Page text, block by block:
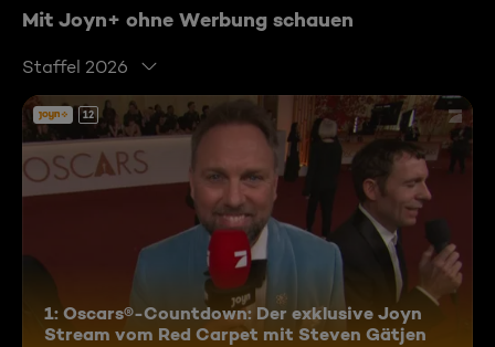
Mit Joyn+ ohne Werbung schauen
Staffel 2026
12
1: Oscars®-Countdown: Der exklusive Joyn
Stream vom Red Carpet mit Steven Gätjen